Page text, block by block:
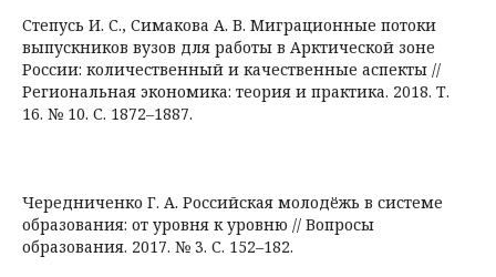
Степусь И. С., Симакова А. В. Миграционные потоки
выпускников вузов для работы в Арктической зоне
России: количественный и качественные аспекты //
Региональная экономика: теория и практика. 2018. Т.
16. № 10. С. 1872–1887.
Чередниченко Г. А. Российская молодёжь в системе
образования: от уровня к уровню // Вопросы
образования. 2017. № 3. С. 152–182.